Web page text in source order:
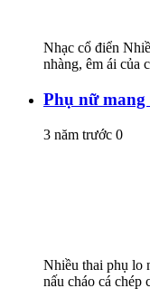
Nhạc cổ điển
nhàng, êm ái của
Phụ nữ mang
3 năm trước 0
Nhiều thai phụ lo
nấu cháo cá chép